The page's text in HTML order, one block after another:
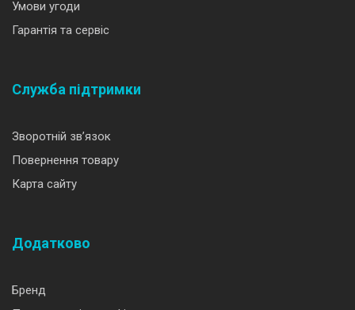
Умови угоди
Гарантія та сервіс
Служба підтримки
Зворотній зв’язок
Повернення товару
Карта сайту
Додатково
Бренд